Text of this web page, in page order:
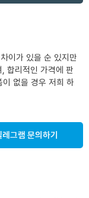
이가 있을 순 있지만
합리적인 가격에 판
이 없을 경우 저희 하
그램 문의하기